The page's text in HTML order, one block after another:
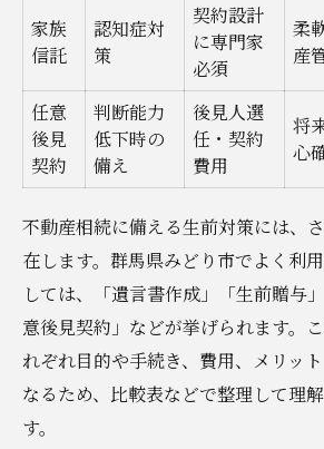
家族
信託
認知症対
策
契約設計
に専門家
必須
柔
産
任意
後見
契約
判断能力
低下時の
備え
後見人選
任・契約
費用
将
心
不動産相続に備える生前対策には、
在します。群馬県みどり市でよく利
しては、「遺言書作成」「生前贈与
意後見契約」などが挙げられます。
れぞれ目的や手続き、費用、メリッ
なるため、比較表などで整理して理
す。